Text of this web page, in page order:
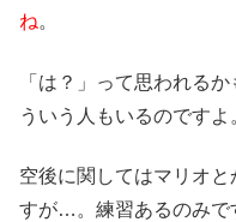
ね。
「は？」って思われる
ういう人もいるのですよ
空後に関してはマリオ
すが…。練習あるのみで